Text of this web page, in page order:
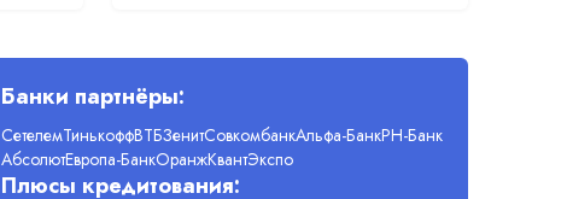
Банки партнёры:
СетелемТинькоффВТБЗенитСовкомбанкАльфа-БанкРН-Банк
АбсолютЕвропа-БанкОранжКвантЭкспо
Плюсы кредитования: